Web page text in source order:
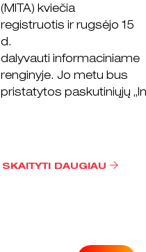
(MITA) kviečia
registruotis ir rugsėjo 15
d.
dalyvauti informaciniame
renginyje. Jo metu bus
pristatytos paskutiniųjų
SKAITYTI DAUGIAU